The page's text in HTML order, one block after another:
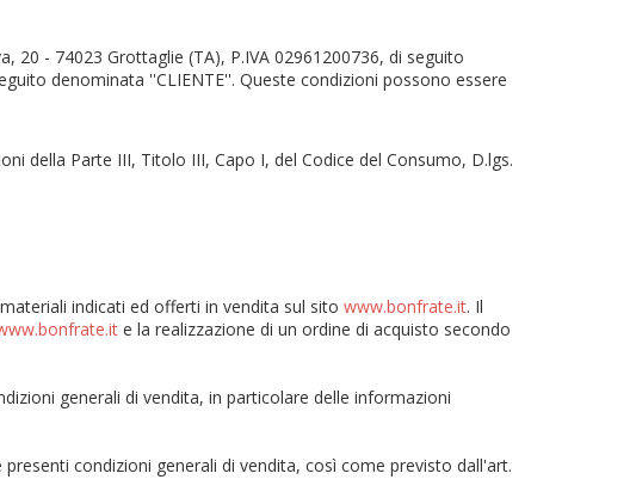
20 - 74023 Grottaglie (TA), P.IVA 02961200736, di seguito
denominata ''CLIENTE''. Queste condizioni possono essere
della Parte III, Titolo III, Capo I, del Codice del Consumo, D.lgs.
indicati ed offerti in vendita sul sito www.bonfrate.it. Il
e la realizzazione di un ordine di acquisto secondo
generali di vendita, in particolare delle informazioni
condizioni generali di vendita, così come previsto dall'art.